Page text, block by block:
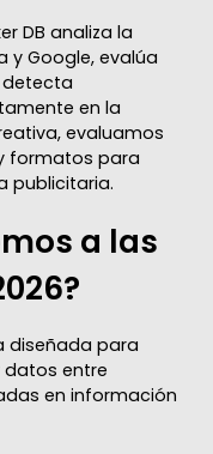
DB analiza la
y Google, evalúa
detecta
en la
evaluamos
formatos para
publicitaria.
a las
diseñada para
datos entre
en información